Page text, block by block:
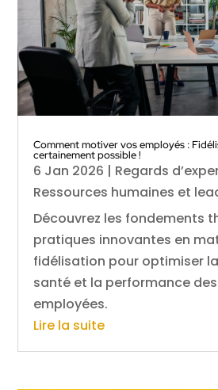
Comment motiver vos employés :
certainement possible !
6 Jan 2026 | Regards
Ressources humaines et
Découvrez les fondements
pratiques innovantes en
fidélisation pour optimiser
santé et la performance
employées.
Lire la suite